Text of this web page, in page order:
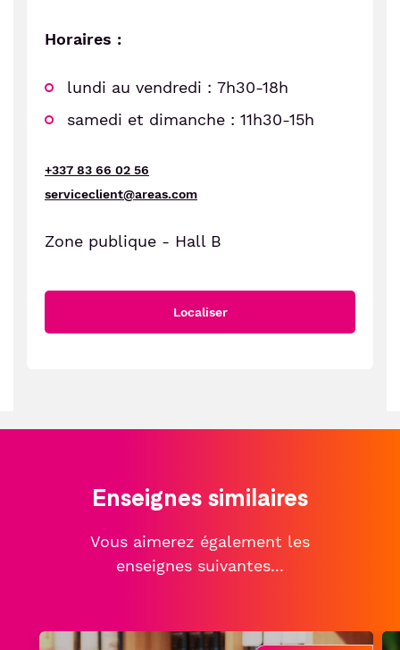
Horaires :
lundi au vendredi : 7h30-18h
samedi et dimanche : 11h30-15h
+337 83 66 02 56
serviceclient@areas.com
Zone publique - Hall B
Localiser
Enseignes similaires
Vous aimerez également les
enseignes suivantes...